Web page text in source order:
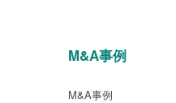
M&A事例
M&A事例